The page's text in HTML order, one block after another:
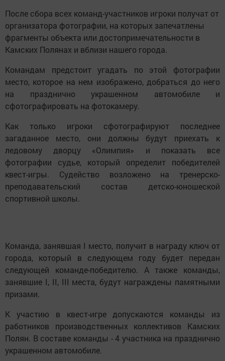
После сбора всех команд-участников игроки получат от
организатора фотографии, на которых запечатлены
фрагменты объекта или достопримечательности в
Камских Полянах и вблизи нашего города.
Командам предстоит угадать по этой фотографии
место, которое на нем изображено, добраться до него
на празднично украшенном автомобиле и
сфотографировать на фотокамеру.
Как только игроки сфотографируют последнее
загаданное место, они должны будут приехать к
ледовому дворцу «Олимпия» и показать все
фотографии судье, который определит победителей
квест-игры. Судейство возложено на тренерско-
преподавательский состав детско-юношеской
спортивной школы.
Команда, занявшая I место, получит в награду ключ от
города, который в следующем году будет передан
следующей команде-победителю. А также команды,
занявшие I, II, III места, будут награждены памятными
призами.
К участию в квест-игре допускаются команды из
работников производственных коллективов Камских
Полян. В составе команды - 4 участника на празднично
украшенном автомобиле.